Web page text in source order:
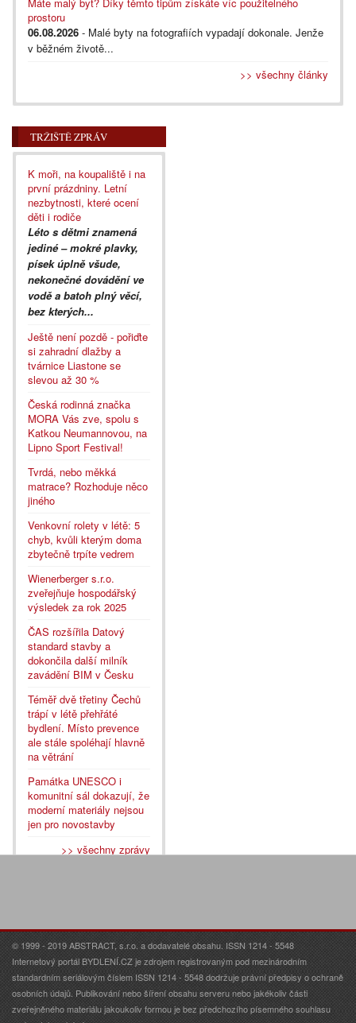
prostoru
06.08.2026 - Malé byty na fotografiích vypadají dokonale. Jenže
v běžném životě...
>> všechny články
TRŽIŠTĚ ZPRÁV
K moři, na koupaliště i na
první prázdniny. Letní
nezbytnosti, které ocení
děti i rodiče
Léto s dětmi znamená
jediné – mokré plavky,
písek úplně všude,
nekonečné dovádění ve
vodě a batoh plný věcí,
bez kterých...
Ještě není pozdě - pořiďte
si zahradní dlažby a
tvárnice Liastone se
slevou až 30 %
Česká rodinná značka
MORA Vás zve, spolu s
Katkou Neumannovou, na
Lipno Sport Festival!
Tvrdá, nebo měkká
matrace? Rozhoduje něco
jiného
Venkovní rolety v létě: 5
chyb, kvůli kterým doma
zbytečně trpíte vedrem
Wienerberger s.r.o.
zveřejňuje hospodářský
výsledek za rok 2025
ČAS rozšířila Datový
standard stavby a
dokončila další milník
zavádění BIM v Česku
Téměř dvě třetiny Čechů
trápí v létě přehřáté
bydlení. Místo prevence
ale stále spoléhají hlavně
na větrání
Památka UNESCO i
komunitní sál dokazují, že
moderní materiály nejsou
jen pro novostavby
>> všechny zprávy
© 1999 - 2019 ABSTRACT, s.r.o. a dodavatelé obsahu. ISSN 1214 - 5548
Internetový portál BYDLENÍ.CZ je zdrojem registrovaným pod mezinárodním
standardním seriálovým číslem ISSN 1214 - 5548 dodržuje právní předpisy o ochraně
osobních údajů. Publikování nebo šíření obsahu serveru nebo jakékoliv části
zveřejněného materiálu jakoukoliv formou je bez předchozího písemného souhlasu